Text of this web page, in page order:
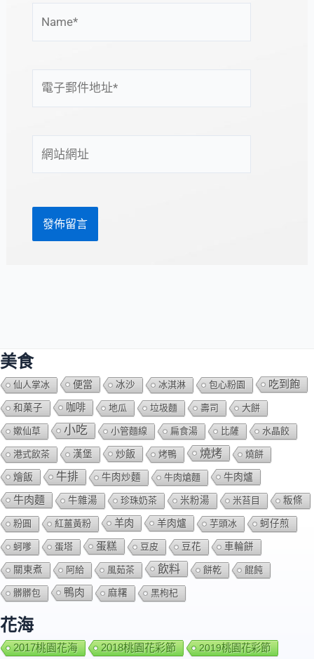
子
地
站
美食
仙人掌冰 便當 冰沙 冰淇淋 包心粉園 吃到飽
和菓子 咖啡 地瓜 垃圾麵 壽司 大餅
嫰仙草 小吃 小管麵線 扁食湯 比薩 水晶餃
港式飲茶 漢堡 炒飯 烤鴨 燒烤 燒餅
燴飯 牛排 牛肉炒麵 牛肉熗麵 牛肉爐
牛肉麵 牛雜湯 珍珠奶茶 米粉湯 米苔目 粄條
粉圓 紅薑黃粉 羊肉 羊肉爐 芋頭冰 蚵仔煎
蚵嗲 蛋塔 蛋糕 豆皮 豆花 車輪餅
關東煮 阿給 風茹茶 飲料 餅乾 餛飩
髒髒包 鴨肉 麻糬 黑枸杞
花海
2017桃園花海 2018桃園花彩節
2019桃園花彩節